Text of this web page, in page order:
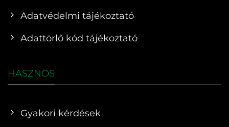
Adatvédelmi tájékoztató
Adattörlő kód tájékoztató
HASZNOS
Gyakori kérdések